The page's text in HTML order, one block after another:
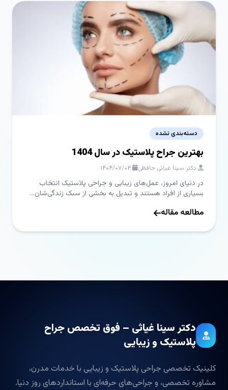
دسته‌بندی نشده
بهترین جراح پلاستیک در سال 1404
دکتر سینا غیاثی حافظی
در دنیای امروز، عمل‌های زیبایی و جراحی پلاستیک انتخاب
بسیاری از افراد هستند و تبدیل به بخشی از سبک زندگی‌شان...
مطالعه مقاله
دکتر سینا غیاثی – فوق تخصص جراح
پلاستیک و زیبایی
کلینیک تخصصی جراحی پلاستیک و زیبایی با خدمات مدرن،
مشاوره تخصصی، و جراحی‌های حرفه‌ای با استانداردهای روز دنیا.